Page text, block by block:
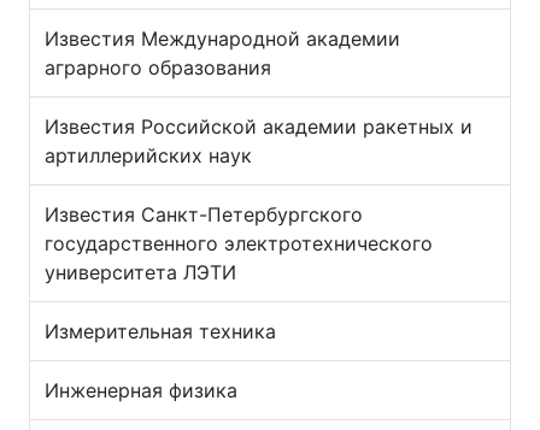
Известия Международной академии
аграрного образования
Известия Российской академии ракетных и
артиллерийских наук
Известия Санкт-Петербургского
государственного электротехнического
университета ЛЭТИ
Измерительная техника
Инженерная физика